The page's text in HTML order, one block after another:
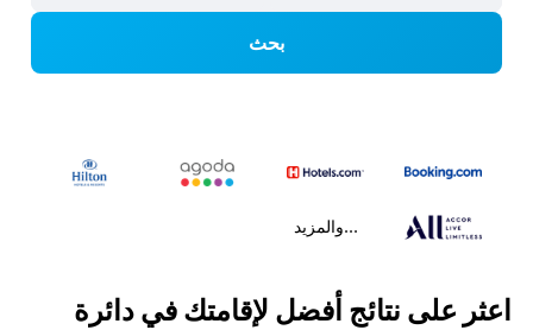
بحث
...والمزيد
اعثر على نتائج أفضل لإقامتك في دائرة